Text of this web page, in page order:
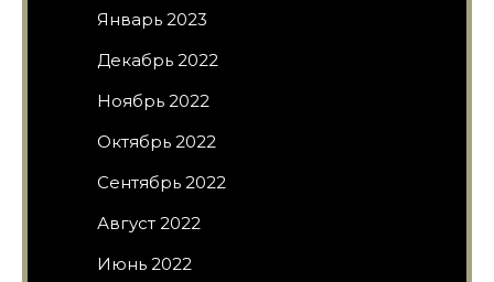
Январь 2023
Декабрь 2022
Ноябрь 2022
Октябрь 2022
Сентябрь 2022
Август 2022
Июнь 2022